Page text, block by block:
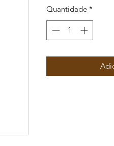
Quantidade *